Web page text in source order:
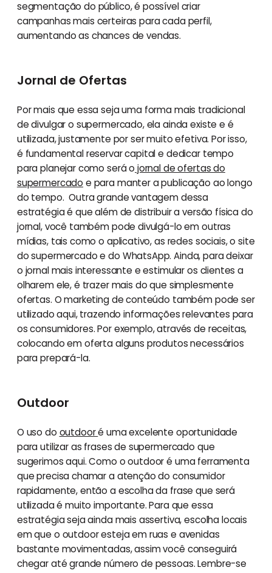
segmentação do público, é possível criar
campanhas mais certeiras para cada perfil,
aumentando as chances de vendas.
Jornal de Ofertas
Por mais que essa seja uma forma mais tradicional
de divulgar o supermercado, ela ainda existe e é
utilizada, justamente por ser muito efetiva. Por isso,
é fundamental reservar capital e dedicar tempo
para planejar como será o jornal de ofertas do
supermercado e para manter a publicação ao longo
do tempo. Outra grande vantagem dessa
estratégia é que além de distribuir a versão física do
jornal, você também pode divulgá-lo em outras
mídias, tais como o aplicativo, as redes sociais, o site
do supermercado e do WhatsApp. Ainda, para deixar
o jornal mais interessante e estimular os clientes a
olharem ele, é trazer mais do que simplesmente
ofertas. O marketing de conteúdo também pode ser
utilizado aqui, trazendo informações relevantes para
os consumidores. Por exemplo, através de receitas,
colocando em oferta alguns produtos necessários
para prepará-la.
Outdoor
O uso do outdooré uma excelente oportunidade
para utilizar as frases de supermercado que
sugerimos aqui. Como o outdoor é uma ferramenta
que precisa chamar a atenção do consumidor
rapidamente, então a escolha da frase que será
utilizada é muito importante. Para que essa
estratégia seja ainda mais assertiva, escolha locais
em que o outdoor esteja em ruas e avenidas
bastante movimentadas, assim você conseguirá
chegar até grande número de pessoas. Lembre-se